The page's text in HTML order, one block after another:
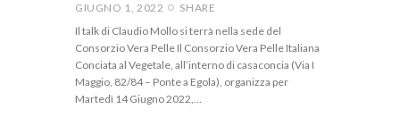
GIUGNO 1, 2022
SHARE
Il talk di Claudio Mollo si terrà nella sede del
Consorzio Vera Pelle Il Consorzio Vera Pelle Italiana
Conciata al Vegetale, all’interno di casaconcia (Via I
Maggio, 82/84 – Ponte a Egola), organizza per
Martedì 14 Giugno 2022,…